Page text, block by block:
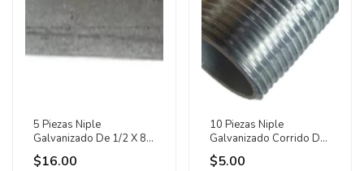
5 Piezas Niple
Galvanizado De 1/2 X 8
C150 Meer
$16.00
10 Piezas Niple
Galvanizado Corrido De
1/2 C150 Meer
$5.00